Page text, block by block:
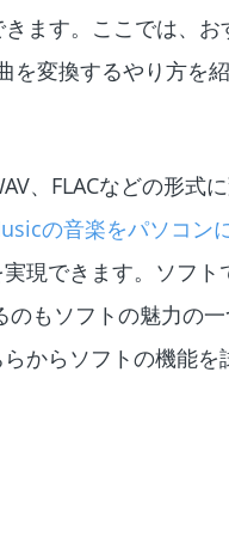
ます。ここでは、お
を変換するやり方を
、FLACなどの形式
の音楽をパソコン
現できます。ソフト
のもソフトの魅力の
からソフトの機能を